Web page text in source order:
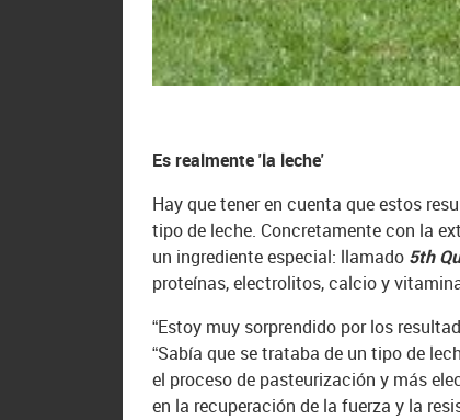
Es realmente 'la leche'
Hay que tener en cuenta que estos
tipo de leche. Concretamente con la
un ingrediente especial: llamado 5th
proteínas, electrolitos, calcio y
“Estoy muy sorprendido por los
“Sabía que se trataba de un tipo de
el proceso de pasteurización y más
en la recuperación de la fuerza y la